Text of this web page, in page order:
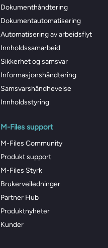
Dokumenthåndtering
Dokumentautomatisering
Automatisering av arbeidsflyt
Innholdssamarbeid
Sikkerhet og samsvar
Informasjonshåndtering
Samsvarshåndhevelse
Innholdsstyring
M-Files support
M-Files Community
Produkt support
M-Files Styrk
Brukerveiledninger
Partner Hub
Produktnyheter
Kunder